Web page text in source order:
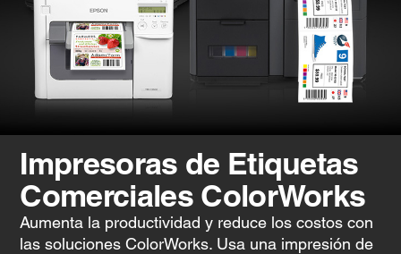
Impresoras de Etiquetas
Comerciales ColorWorks
Aumenta la productividad y reduce los costos con
las soluciones ColorWorks. Usa una impresión de